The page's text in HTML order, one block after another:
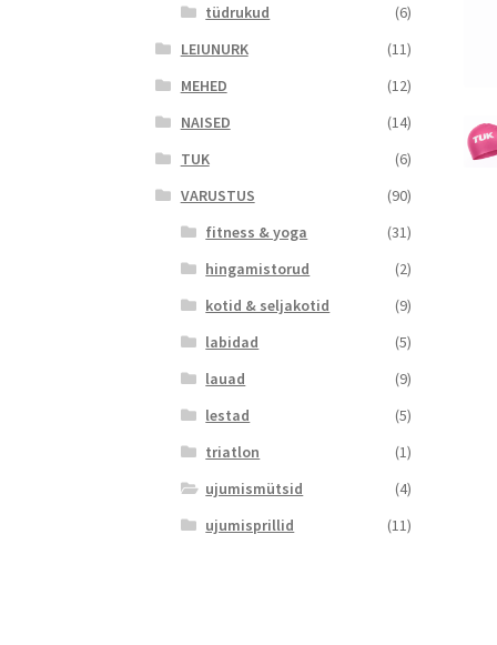
tüdrukud
(6)
LEIUNURK
(11)
MEHED
(12)
NAISED
(14)
TUK
(6)
VARUSTUS
(90)
fitness & yoga
(31)
hingamistorud
(2)
kotid & seljakotid
(9)
labidad
(5)
lauad
(9)
lestad
(5)
triatlon
(1)
ujumismütsid
(4)
ujumisprillid
(11)